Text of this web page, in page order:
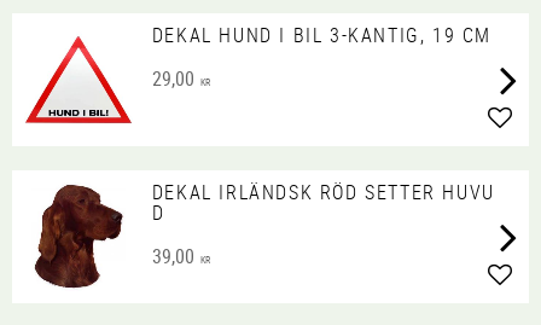
DEKAL HUND I BIL 3-KANTIG, 19 CM
29,00 KR
DEKAL IRLÄNDSK RÖD SETTER HUVU
D
39,00 KR